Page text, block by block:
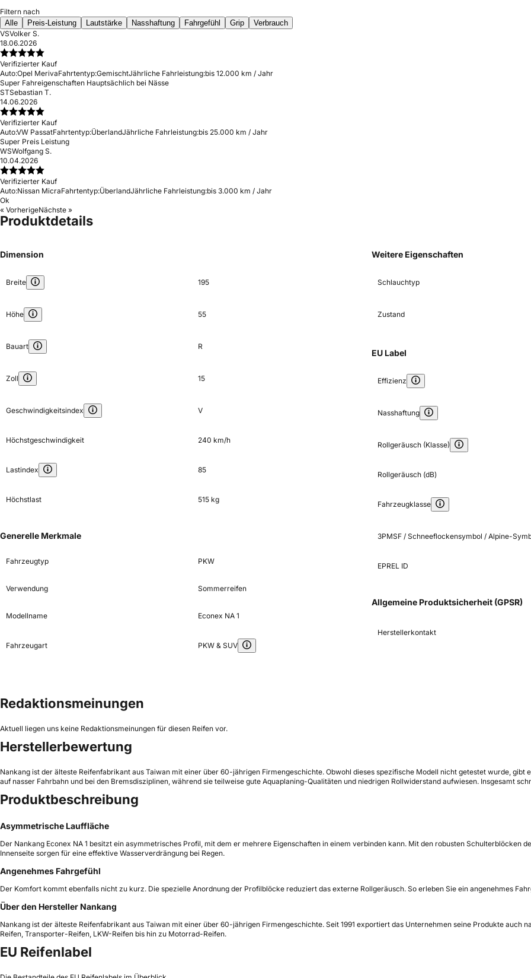
Filtern nach
Alle
Preis-Leistung Lautstärke Nasshaftung Fahrgefühl Grip
Verbrauch
VSVolker S.
18.06.2026
Verifizierter Kauf
Auto:Opel MerivaFahrtentyp:GemischtJährliche Fahrleistung:bis 12.000 km / Jahr
Super Fahreigenschaften Hauptsächlich bei Nässe
STSebastian T.
14.06.2026
Verifizierter Kauf
Auto:VW PassatFahrtentyp:ÜberlandJährliche Fahrleistung:bis 25.000 km / Jahr
Super Preis Leistung
WSWolfgang S.
10.04.2026
Verifizierter Kauf
Auto:Nissan MicraFahrtentyp:ÜberlandJährliche Fahrleistung:bis 3.000 km / Jahr
Ok
« VorherigeNächste »
Produktdetails
Dimension
Breite 195
Höhe 55
Bauart R
Zoll 15
Geschwindigkeitsindex V
Höchstgeschwindigkeit 240 km/h
Lastindex 85
Höchstlast 515 kg
Generelle Merkmale
Fahrzeugtyp PKW
Verwendung Sommerreifen
Modellname Econex NA 1
Fahrzeugart PKW & SUV
Weitere Eigenschaften
Schlauchtyp
Zustand
EU Label
Effizienz
Nasshaftung
Rollgeräusch (Klasse)
Rollgeräusch (dB)
Fahrzeugklasse
3PMSF / Schneeflockensymbol / Alpine-
EPREL ID
Allgemeine Produktsicherheit (GPSR)
Herstellerkontakt
Redaktionsmeinungen
Aktuell liegen uns keine Redaktionsmeinungen für diesen Reifen vor.
Herstellerbewertung
Nankang ist der älteste Reifenfabrikant aus Taiwan mit einer über 60-jährigen Firmengeschichte. Obwohl dieses spezifische Modell nicht getestet wurde,
auf nasser Fahrbahn und bei den Bremsdisziplinen, während sie teilweise gute Aquaplaning-Qualitäten und niedrigen Rollwiderstand aufwiesen. Insgesamt
Produktbeschreibung
Asymmetrische Lauffläche
Der Nankang Econex NA 1 besitzt ein asymmetrisches Profil, mit dem er mehrere Eigenschaften in einem verbinden kann. Mit den robusten Schulterblöcken
Innenseite sorgen für eine effektive Wasserverdrängung bei Regen.
Angenehmes Fahrgefühl
Der Komfort kommt ebenfalls nicht zu kurz. Die spezielle Anordnung der Profilblöcke reduziert das externe Rollgeräusch. So erleben Sie ein angenehmes
Über den Hersteller Nankang
Nankang ist der älteste Reifenfabrikant aus Taiwan mit einer über 60-jährigen Firmengeschichte. Seit 1991 exportiert das Unternehmen seine Produkte auch
Reifen, Transporter-Reifen, LKW-Reifen bis hin zu Motorrad-Reifen.
EU Reifenlabel